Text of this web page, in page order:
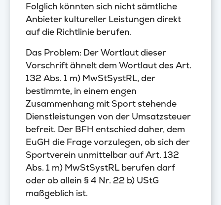
Folglich könnten sich nicht sämtliche
Anbieter kultureller Leistungen direkt
auf die Richtlinie berufen.
Das Problem: Der Wortlaut dieser
Vorschrift ähnelt dem Wortlaut des Art.
132 Abs. 1 m) MwStSystRL, der
bestimmte, in einem engen
Zusammenhang mit Sport stehende
Dienstleistungen von der Umsatzsteuer
befreit. Der BFH entschied daher, dem
EuGH die Frage vorzulegen, ob sich der
Sportverein unmittelbar auf Art. 132
Abs. 1 m) MwStSystRL berufen darf
oder ob allein § 4 Nr. 22 b) UStG
maßgeblich ist.